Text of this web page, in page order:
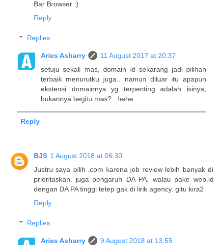
Bar Browser :)
Reply
Replies
Aries Asharry
11 August 2017 at 20:37
setuju sekali mas, domain id sekarang jadi pilihan
terbaik menurutku juga.. namun diluar itu apapun
ekstensi domainnya yg terpenting adalah isinya,
bukannya begitu mas?.. hehe
Reply
BJS 1 August 2018 at 06:30
Justru saya pilih .com karena job review lebih banyak di
prioritaskan. juga pengaruh DA PA. walau pake web.id
dengan DA PA tinggi tetep gak di lirik agency. gitu kira2
Reply
Replies
Aries Asharry
9 August 2018 at 13:55